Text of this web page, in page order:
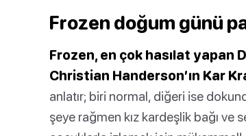
Frozen doğum günü
Frozen, en çok hasılat yapan
Christian Handerson’ın Kar
anlatır; biri normal, diğeri ise
şeye rağmen kız kardeşlik bağı ve